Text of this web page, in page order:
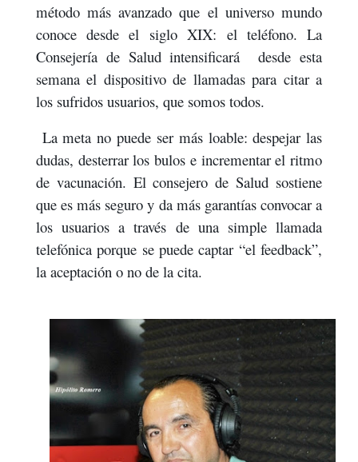
método más avanzado que el universo mundo
conoce desde el siglo XIX: el teléfono. La
Consejería de Salud intensificará
desde esta
semana el dispositivo de llamadas para citar a
los sufridos usuarios, que somos todos.
La meta no puede ser más loable: despejar las
dudas, desterrar los bulos e incrementar el ritmo
de vacunación. El consejero de Salud sostiene
que es más seguro y da más garantías convocar a
los usuarios a través de una simple llamada
telefónica porque se puede captar “el feedback”,
la aceptación o no de la cita.